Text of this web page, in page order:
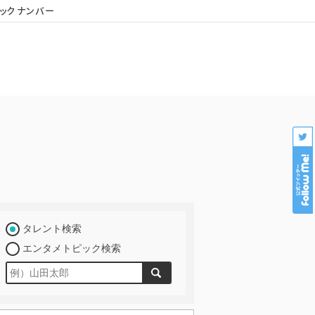
会社概要 個人情報保護
クナンバー
タレント検索
エンタメトピック検索